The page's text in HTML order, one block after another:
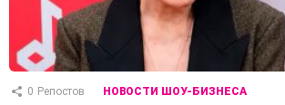
0 Репостов НОВОСТИ ШОУ-БИЗНЕСА